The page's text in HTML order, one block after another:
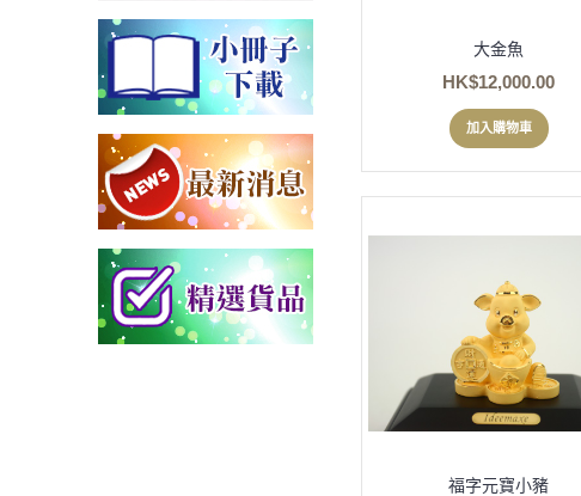
大金魚
HK$12,000.00
加入購物車
福字元寶小豬